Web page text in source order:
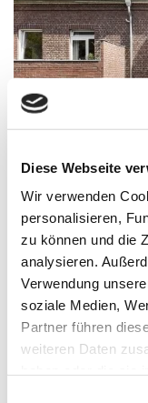
Diese Webseite
Wir verwenden
personalisieren,
zu können und die
analysieren.
Verwendung
soziale Medien,
Partner führen
weiteren Daten
Förderung für
Steuerliche
Veröffentlicht
am
14. Oktober 2024
BEG EM, iSFP und
haben wir bereits 3